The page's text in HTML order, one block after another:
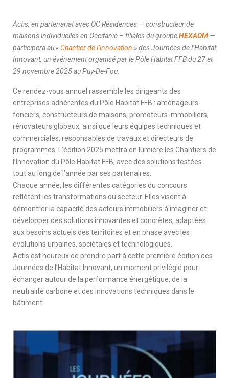
Actis, en partenariat avec OC Résidences — constructeur de
maisons individuelles en Occitanie – filiales du groupeHEXAOM —
participera au «Chantier de l’innovation » des Journées de l’Habitat
Innovant, un événement organisé par le Pôle Habitat FFB du 27 et
29 novembre 2025 au Puy-De-Fou.
Ce rendez-vous annuel rassemble les dirigeants des
entreprises adhérentes du Pôle Habitat FFB : aménageurs
fonciers, constructeurs de maisons, promoteurs immobiliers,
rénovateurs globaux, ainsi que leurs équipes techniques et
commerciales, responsables de travaux et directeurs de
programmes. L’édition 2025 mettra en lumière les Chantiers de
l’Innovation du Pôle Habitat FFB, avec des solutions testées
tout au long de l’année par ses partenaires.
Chaque année, les différentes catégories du concours
reflètent les transformations du secteur. Elles visent à
démontrer la capacité des acteurs immobiliers à imaginer et
développer des solutions innovantes et concrètes, adaptées
aux besoins actuels des territoires et en phase avec les
évolutions urbaines, sociétales et technologiques.
Actis est heureux de prendre part à cette première édition des
Journées de l’Habitat Innovant, un moment privilégié pour
échanger autour de la performance énergétique, de la
neutralité carbone et des innovations techniques dans le
bâtiment.